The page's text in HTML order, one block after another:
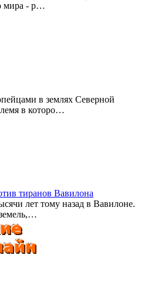
мира - р…
в землях Северной
в которо…
тиранов Вавилона
лет тому назад в Вавилоне.